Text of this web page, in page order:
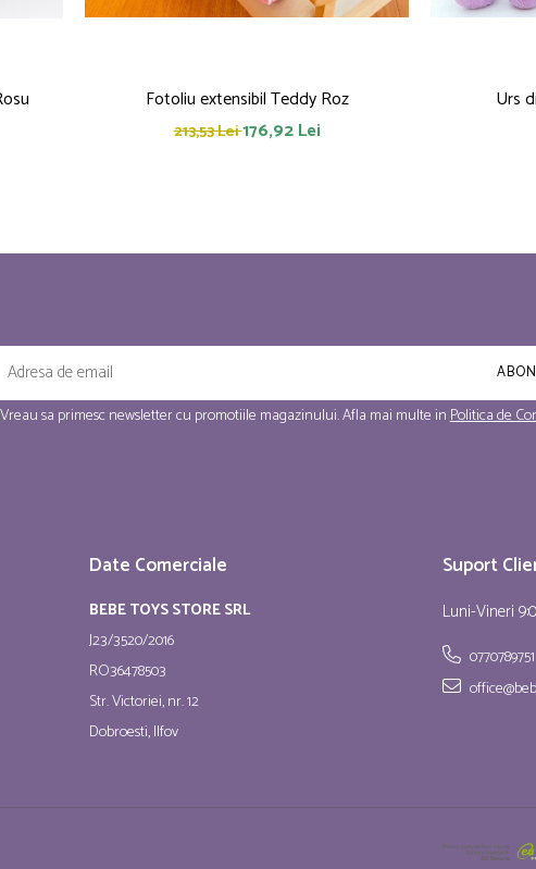
Fotoliu extensibil Teddy Roz
213,53 Lei176,92 Lei
Urs
Vreau sa primesc newsletter cu promotiile magazinului. Afla mai multe inPolitica de
Date Comerciale
BEBE TOYS STORE SRL
J23/3520/2016
RO36478503
Str. Victoriei, nr. 12
Dobroesti, Ilfov
Suport
Luni-Vineri
0770789751